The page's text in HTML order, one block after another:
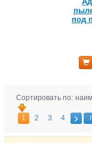
под
Сортировать по:
1 2 3 4